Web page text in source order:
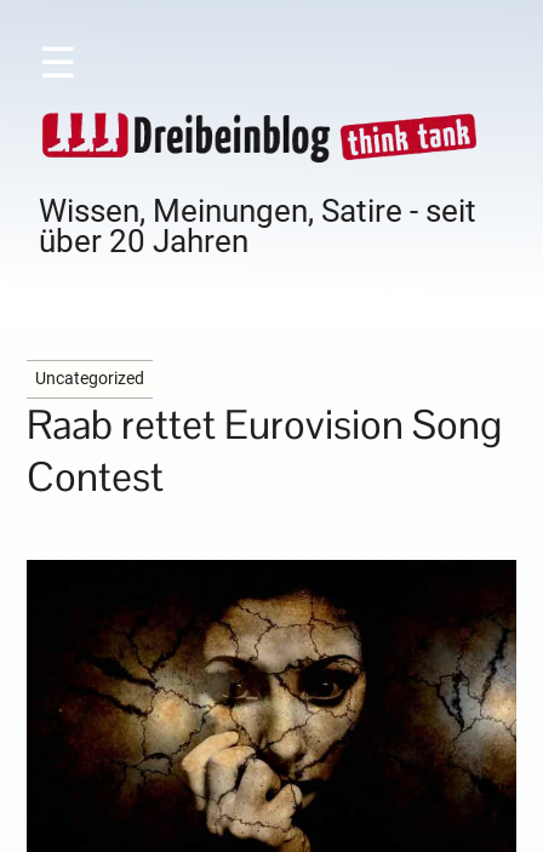
☰
Wissen, Meinungen, Satire - seit
über 20 Jahren
Uncategorized
Raab rettet Eurovision Song
Contest